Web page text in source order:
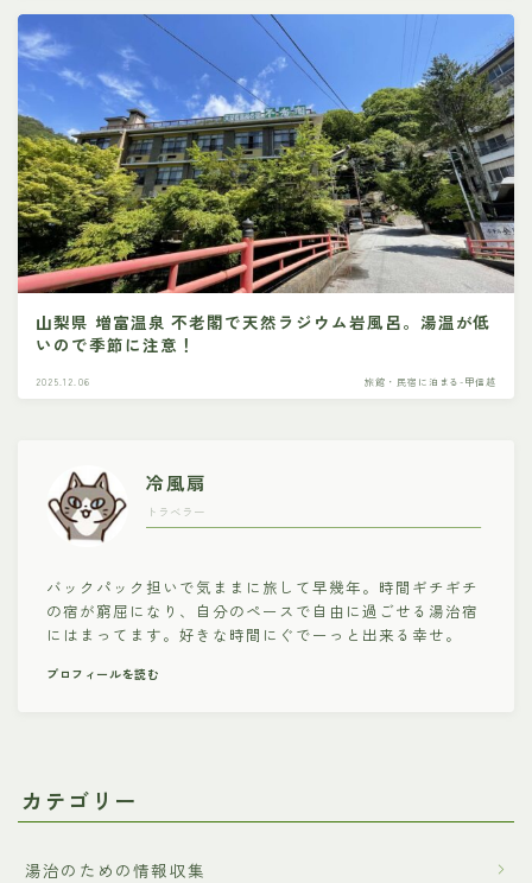
山梨県 増富温泉 不老閣で天然ラジウム岩風呂。湯温が低
いので季節に注意！
2025.12.06 旅館・民宿に泊まる-甲信越
冷風扇
トラベラー
バックパック担いで気ままに旅して早幾年。時間ギチギチ
の宿が窮屈になり、自分のペースで自由に過ごせる湯治宿
にはまってます。好きな時間にぐでーっと出来る幸せ。
プロフィールを読む
カテゴリー
湯治のための情報収集